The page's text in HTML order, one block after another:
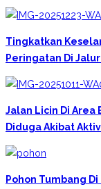
Tingkatkan
Peringatan Di
Jalan Licin Di Area
Diduga Akibat
Pohon Tumbang